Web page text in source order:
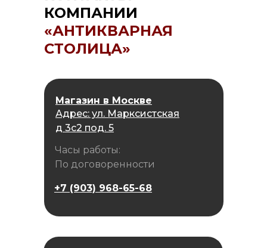
КОМПАНИИ
«АНТИКВАРНАЯ
СТОЛИЦА»
Магазин в Москве
Адрес: ул. Марксистская
д 3с2 под. 5
Часы работы:
По договоренности
+7 (903) 968-65-68